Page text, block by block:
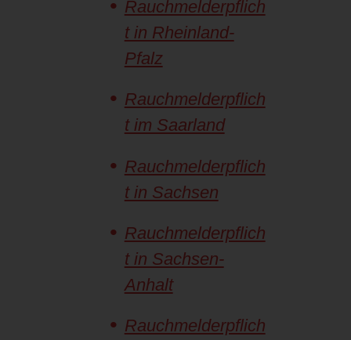
Rauchmelderpflich
t in Rheinland-
Pfalz
Rauchmelderpflich
t im Saarland
Rauchmelderpflich
t in Sachsen
Rauchmelderpflich
t in Sachsen-
Anhalt
Rauchmelderpflich